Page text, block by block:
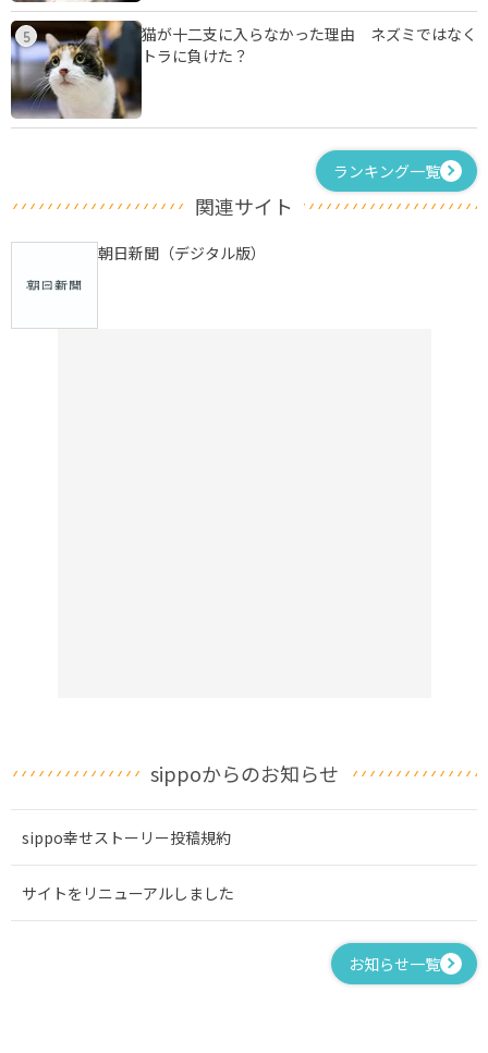
5
猫が十二支に入らなかった理由 ネズミではなく
トラに負けた？
ランキング一覧
関連サイト
朝日新聞（デジタル版）
sippoからのお知らせ
sippo幸せストーリー投稿規約
サイトをリニューアルしました
お知らせ一覧